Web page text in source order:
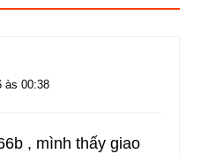
às 00:38
, mình thấy giao